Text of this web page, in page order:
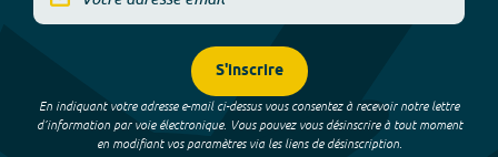
S'inscrire
En indiquant votre adresse e-mail ci-dessus vous consentez à recevoir notre lettre
d’information par voie électronique. Vous pouvez vous désinscrire à tout moment
en modifiant vos paramètres via les liens de désinscription.